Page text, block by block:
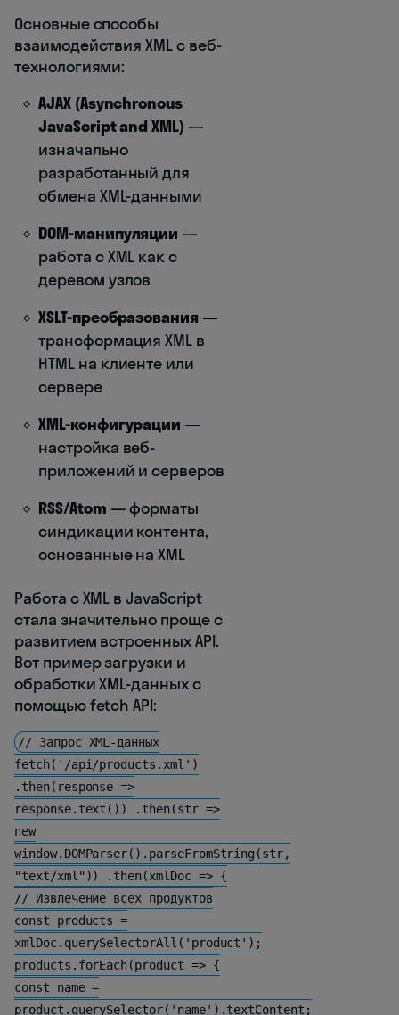
Основные способы
взаимодействия XML с веб-
технологиями:
AJAX (Asynchronous
JavaScript and XML) —
изначально
разработанный для
обмена XML-данными
DOM-манипуляции —
работа с XML как с
деревом узлов
XSLT-преобразования —
трансформация XML в
HTML на клиенте или
сервере
XML-конфигурации —
настройка веб-
приложений и серверов
RSS/Atom — форматы
синдикации контента,
основанные на XML
Работа с XML в JavaScript
стала значительно проще с
развитием встроенных API.
Вот пример загрузки и
обработки XML-данных с
помощью fetch API:
// Запрос XML-данных
fetch('/api/products.xml')
.then(response =>
response.text()) .then(str =>
new
window.DOMParser().parseFromString(str,
"text/xml")) .then(xmlDoc => {
// Извлечение всех продуктов
const products =
xmlDoc.querySelectorAll('product');
products.forEach(product => {
const name =
product.querySelector('name').textContent;